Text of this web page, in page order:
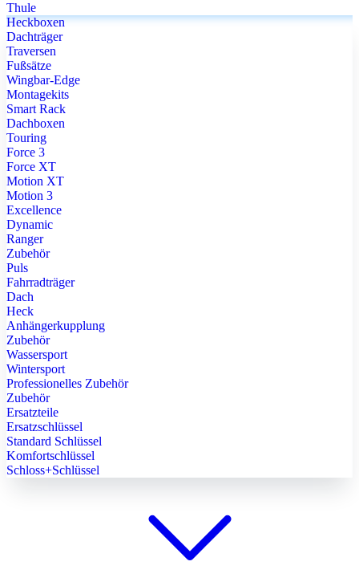
Thule
Heckboxen
Dachträger
Traversen
Fußsätze
Wingbar-Edge
Montagekits
Smart Rack
Dachboxen
Touring
Force 3
Force XT
Motion XT
Motion 3
Excellence
Dynamic
Ranger
Zubehör
Puls
Fahrradträger
Dach
Heck
Anhängerkupplung
Zubehör
Wassersport
Wintersport
Professionelles Zubehör
Zubehör
Ersatzteile
Ersatzschlüssel
Standard Schlüssel
Komfortschlüssel
Schloss+Schlüssel